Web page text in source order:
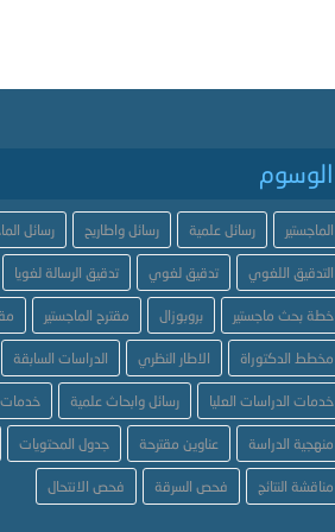
الوسوم
الماجستير رسائل علمية رسائل واطاريح رسائل
التدقيق اللغوي تدقيق لغوي تدقيق الرسالة لغويا
خطة بحث ماجستير بروبوزال مقترح الماجستير
مخطط الدكتوراة الاطار النظري الدراسات السابقة
خدمات الدراسات العليا رسائل وابحاث علمية خدمات
منهجية الدراسة عناوين مقترحة جدول المحتويات
مناقشة النتائج فحص السرقة فحص الانتحال